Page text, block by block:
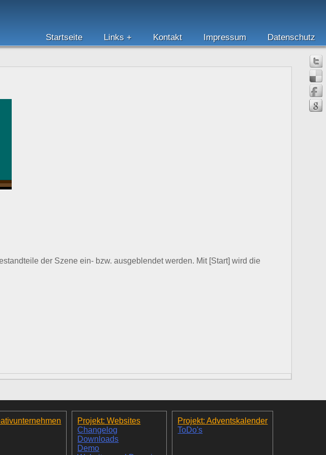
Startseite Links Kontakt Impressum Datenschutz
der Szene ein- bzw. ausgeblendet werden. Mit [Start] wird die
Projekt: Websites
Changelog
Downloads
Demo
Projekt: Adventskalender
ToDo's